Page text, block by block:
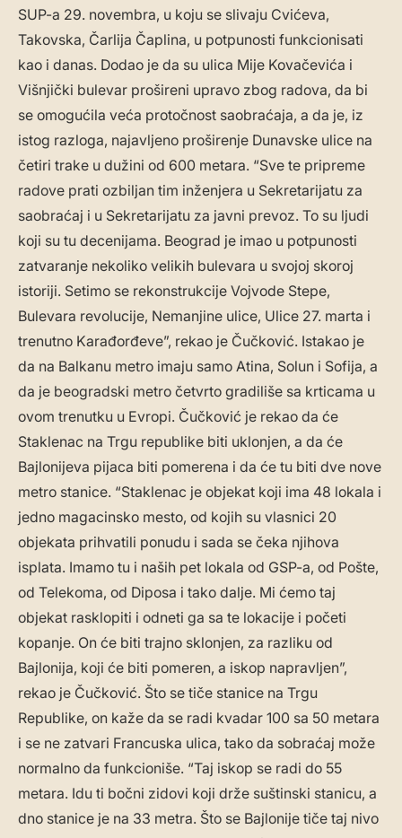
SUP-a 29. novembra, u koju se slivaju Cvićeva,
Takovska, Čarlija Čaplina, u potpunosti funkcionisati
kao i danas. Dodao je da su ulica Mije Kovačevića i
Višnjički bulevar prošireni upravo zbog radova, da bi
se omogućila veća protočnost saobraćaja, a da je, iz
istog razloga, najavljeno proširenje Dunavske ulice na
četiri trake u dužini od 600 metara. “Sve te pripreme
radove prati ozbiljan tim inženjera u Sekretarijatu za
saobraćaj i u Sekretarijatu za javni prevoz. To su ljudi
koji su tu decenijama. Beograd je imao u potpunosti
zatvaranje nekoliko velikih bulevara u svojoj skoroj
istoriji. Setimo se rekonstrukcije Vojvode Stepe,
Bulevara revolucije, Nemanjine ulice, Ulice 27. marta i
trenutno Karađorđeve”, rekao je Čučković. Istakao je
da na Balkanu metro imaju samo Atina, Solun i Sofija, a
da je beogradski metro četvrto gradiliše sa krticama u
ovom trenutku u Evropi. Čučković je rekao da će
Staklenac na Trgu republike biti uklonjen, a da će
Bajlonijeva pijaca biti pomerena i da će tu biti dve nove
metro stanice. “Staklenac je objekat koji ima 48 lokala i
jedno magacinsko mesto, od kojih su vlasnici 20
objekata prihvatili ponudu i sada se čeka njihova
isplata. Imamo tu i naših pet lokala od GSP-a, od Pošte,
od Telekoma, od Diposa i tako dalje. Mi ćemo taj
objekat rasklopiti i odneti ga sa te lokacije i početi
kopanje. On će biti trajno sklonjen, za razliku od
Bajlonija, koji će biti pomeren, a iskop napravljen”,
rekao je Čučković. Što se tiče stanice na Trgu
Republike, on kaže da se radi kvadar 100 sa 50 metara
i se ne zatvari Francuska ulica, tako da sobraćaj može
normalno da funkcioniše. “Taj iskop se radi do 55
metara. Idu ti bočni zidovi koji drže suštinski stanicu, a
dno stanice je na 33 metra. Što se Bajlonije tiče taj nivo